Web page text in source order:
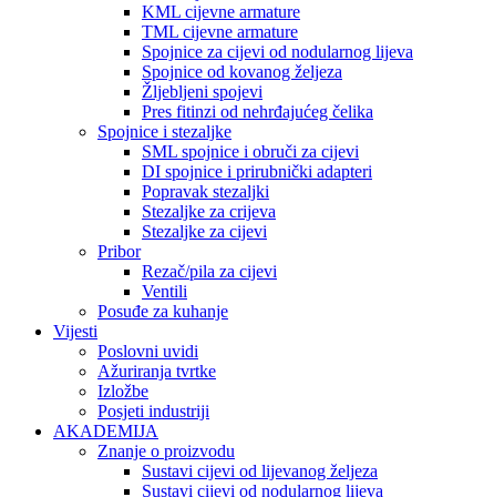
KML cijevne armature
TML cijevne armature
Spojnice za cijevi od nodularnog lijeva
Spojnice od kovanog željeza
Žljebljeni spojevi
Pres fitinzi od nehrđajućeg čelika
Spojnice i stezaljke
SML spojnice i obruči za cijevi
DI spojnice i prirubnički adapteri
Popravak stezaljki
Stezaljke za crijeva
Stezaljke za cijevi
Pribor
Rezač/pila za cijevi
Ventili
Posuđe za kuhanje
Vijesti
Poslovni uvidi
Ažuriranja tvrtke
Izložbe
Posjeti industriji
AKADEMIJA
Znanje o proizvodu
Sustavi cijevi od lijevanog željeza
Sustavi cijevi od nodularnog lijeva